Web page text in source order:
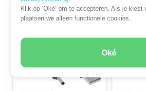
Klik op ‘Oké’ om te accepteren. Als je
plaatsen we alleen functionele cookies.
Oké